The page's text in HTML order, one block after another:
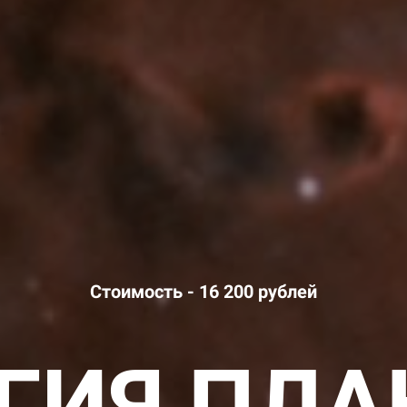
Стоимость - 16 200 рублей